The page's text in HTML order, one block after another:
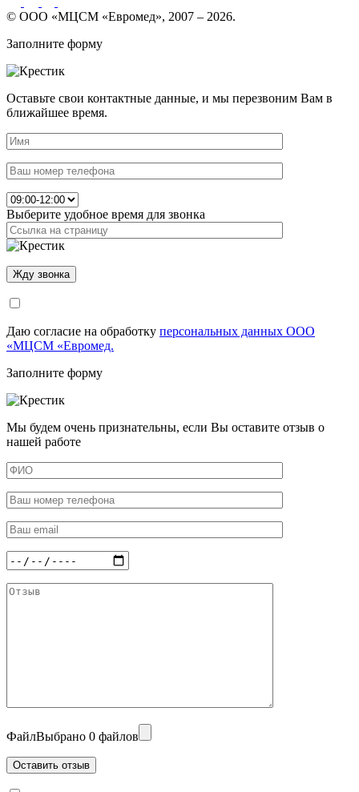
© ООО «МЦСМ «Евромед», 2007 – 2026.
Заполните форму
Оставьте свои контактные данные, и мы перезвоним Вам в
ближайшее время.
Выберите удобное время для звонка
Даю согласие на обработку персональных данных ООО
«МЦСМ «Евромед.
Заполните форму
Мы будем очень признательны, если Вы оставите отзыв о
нашей работе
ФайлВыбрано 0 файлов